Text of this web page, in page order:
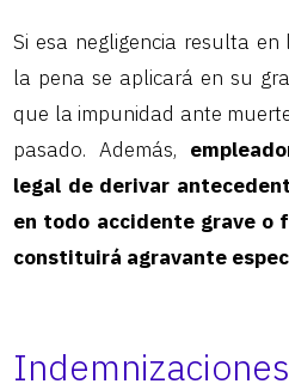
Si esa negligencia resulta en
la pena se aplicará en su
que la impunidad ante
pasado. Además,
legal de derivar
en todo accidente grave o
constituirá agravante